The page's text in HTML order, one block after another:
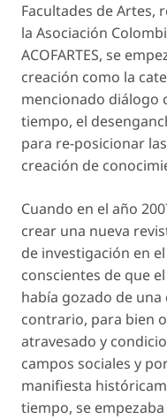
Facultades de Artes,
la Asociación
ACOFARTES, se
creación como la
mencionado diálogo
tiempo, el
para re-posicionar
creación de
Cuando en el año
crear una nueva
de investigación en
conscientes de que
había gozado de
contrario, para bien
atravesado y
campos sociales y
manifiesta
tiempo, se